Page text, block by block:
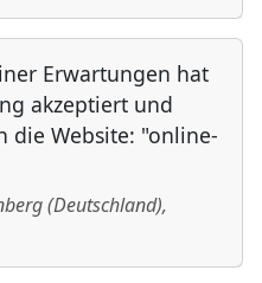
Erwartungen hat
akzeptiert und
die Website: "online-
(Deutschland),